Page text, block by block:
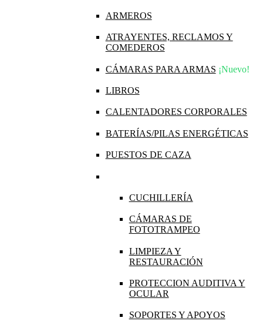
ARMEROS
ATRAYENTES, RECLAMOS Y
COMEDEROS
CÁMARAS PARA ARMAS ¡Nuevo!
LIBROS
CALENTADORES CORPORALES
BATERÍAS/PILAS ENERGÉTICAS
PUESTOS DE CAZA
CUCHILLERÍA
CÁMARAS DE
FOTOTRAMPEO
LIMPIEZA Y
RESTAURACIÓN
PROTECCION AUDITIVA Y
OCULAR
SOPORTES Y APOYOS